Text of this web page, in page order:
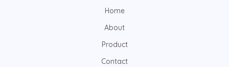
Home
About
Product
Contact